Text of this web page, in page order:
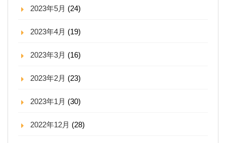
2023年5月 (24)
2023年4月 (19)
2023年3月 (16)
2023年2月 (23)
2023年1月 (30)
2022年12月 (28)